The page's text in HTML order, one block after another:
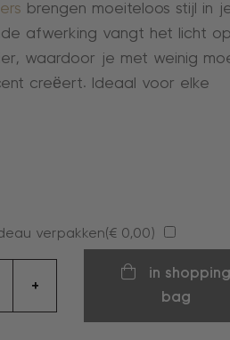
brengen moeiteloos stijl in
afwerking vangt het licht
waardoor je met weinig
creëert. Ideaal voor elke
verpakken(€ 0,00)
+
in shopping
bag